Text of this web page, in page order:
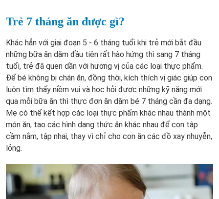
Trẻ 7 tháng ăn được gì?
Khác hẳn với giai đoạn 5 - 6 tháng tuổi khi trẻ mới bắt đầu
những bữa ăn dặm đầu tiên rất hào hứng thì sang 7 tháng
tuổi, trẻ đã quen dần với hương vị của các loại thực phẩm.
Để bé không bị chán ăn, đồng thời, kích thích vị giác giúp con
luôn tìm thấy niềm vui và học hỏi được những kỹ năng mới
qua mỗi bữa ăn thì thực đơn ăn dặm bé 7 tháng cần đa dạng.
Mẹ có thể kết hợp các loại thực phẩm khác nhau thành một
món ăn, tạo các hình dạng thức ăn khác nhau để con tập
cầm nắm, tập nhai, thay vì chỉ cho con ăn các đồ xay nhuyễn,
lỏng.